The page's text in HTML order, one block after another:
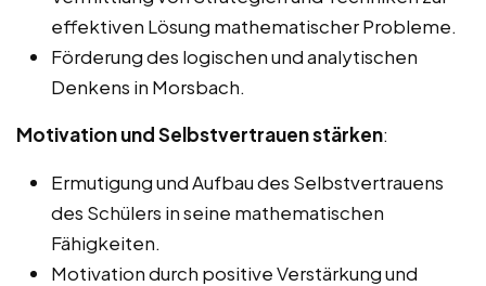
effektiven Lösung mathematischer Probleme.
Förderung des logischen und analytischen
Denkens in Morsbach.
Motivation und Selbstvertrauen stärken:
Ermutigung und Aufbau des Selbstvertrauens
des Schülers in seine mathematischen
Fähigkeiten.
Motivation durch positive Verstärkung und